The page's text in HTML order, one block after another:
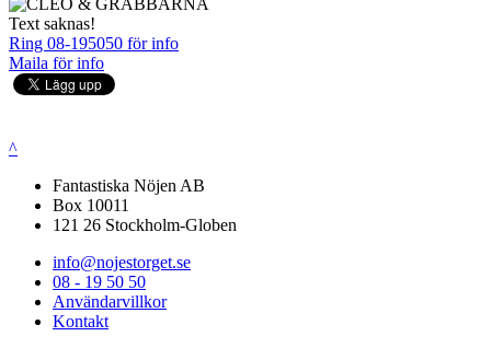
Text saknas!
Ring 08-195050 för info
Maila för info
^
Fantastiska Nöjen AB
Box 10011
121 26 Stockholm-Globen
info@nojestorget.se
08 - 19 50 50
Användarvillkor
Kontakt